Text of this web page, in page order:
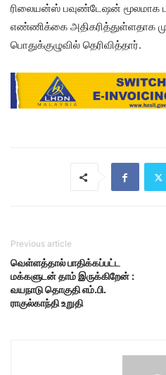
ரிலையன்ஸ் பவுண்டேஷன்
எண்ணிக்கை அதிகரித்துள்ளதாக
பொதுக்குழுவில் தெரிவித்தார்.
Previous article
வெள்ளத்தால் பாதிக்கப்பட்ட
மக்களுடன் தாம் இருக்கிறேன் :
வயநாடு தொகுதி எம்.பி.
ராகுல்காந்தி உறுதி